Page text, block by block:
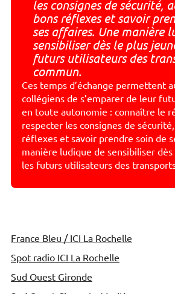
les consignes de sécurité,
bons réflexes et savoir
ses affaires. Une manière
sensibiliser dès le plus
futurs utilisateurs des
commun.
Ces temps d’échange permettent
collégiens de s’emparer de leur
en toute autonomie : connaître le
respecter les consignes de
réflexes et savoir prendre soin de
manière ludique de sensibiliser
les futurs utilisateurs des
France Bleu / ICI La Rochelle
Spot radio ICI La Rochelle
Sud Ouest Gironde